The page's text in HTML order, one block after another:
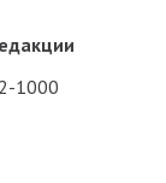
1000